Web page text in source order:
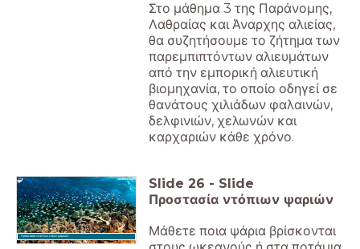
Στο μάθημα 3 της Παράνομης,
Λαθραίας και Άναρχης αλιείας,
θα συζητήσουμε το ζήτημα των
παρεμπιπτόντων αλιευμάτων
από την εμπορική αλιευτική
βιομηχανία, το οποίο οδηγεί σε
θανάτους χιλιάδων φαλαινών,
δελφινιών, χελωνών και
καρχαριών κάθε χρόνο.
Προστασία ντόπιων ειδών ψαριών.
Slide 26 - Slide
Προστασία ντόπιων ψαριών
Μάθετε ποια ψάρια βρίσκονται